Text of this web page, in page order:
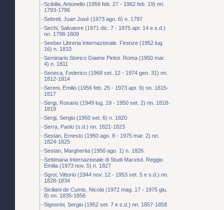
Scibilia, Antonello (1956 feb. 27 - 1962 feb. 19) nn.
1793-1796
Sebreli, Juan José (1973 ago. 6) n. 1797
Sechi, Salvatore (1971 dic. 7 - 1975 apr. 14 e s.d.)
nn. 1798-1809
Seeber Libreria Internazionale. Firenze (1952 lug.
16) n. 1810
Seminario Storico Giaime Pintor. Roma (1950 mar.
4) n. 1811
Seneca, Federico (1968 set. 12 - 1974 gen. 31) nn.
1812-1814
Sereni, Emilio (1956 feb. 25 - 1973 apr. 9) nn. 1815-
1817
Sergi, Rosario (1949 lug. 19 - 1950 set. 2) nn. 1818-
1819
Sergi, Sergio (1950 set. 6) n. 1820
Serra, Paolo (s.d.) nn. 1821-1823
Sestan, Ernesto (1950 ago. 8 - 1975 mar. 2) nn.
1824-1825
Sestan, Margherita (1950 ago. 1) n. 1826
Settimana Internazionale di Studi Marxisti. Reggio
Emilia (1973 nov. 5) n. 1827
Sgroi, Vittorio (1944 nov. 12 - 1953 set. 5 e s.d.) nn.
1828-1834
Siciliani de Cumis, Nicola (1972 mag. 17 - 1975 giu.
8) nn. 1835-1856
Signorini, Sergio (1952 set. 7 e s.d.) nn. 1857-1858